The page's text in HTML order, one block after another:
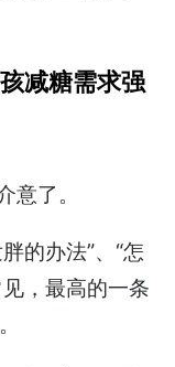
减糖需求强
了。
的办法”、“怎
，最高的一条